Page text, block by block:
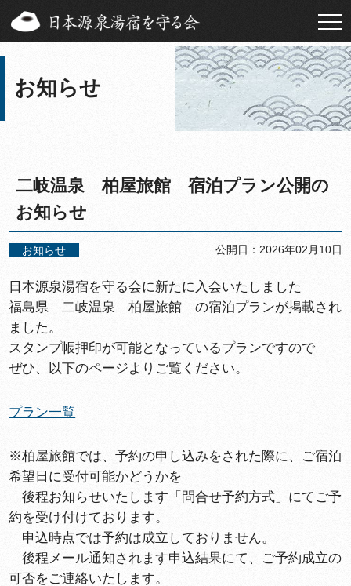
お知らせ
二岐温泉 柏屋旅館 宿泊プラン公開の
お知らせ
お知らせ 公開日：2026年02月10日
日本源泉湯宿を守る会に新たに入会いたしました
福島県 二岐温泉 柏屋旅館 の宿泊プランが掲載され
ました。
スタンプ帳押印が可能となっているプランですので
ぜひ、以下のページよりご覧ください。
プラン一覧
※柏屋旅館では、予約の申し込みをされた際に、ご宿泊
希望日に受付可能かどうかを
後程お知らせいたします「問合せ予約方式」にてご予
約を受け付けております。
申込時点では予約は成立しておりません。
後程メール通知されます申込結果にて、ご予約成立の
可否をご連絡いたします。